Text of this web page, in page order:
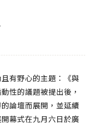
有野心的主題：《與
性的議題被提出後，
論壇而展開，並延續
幕式在九月六日於廣